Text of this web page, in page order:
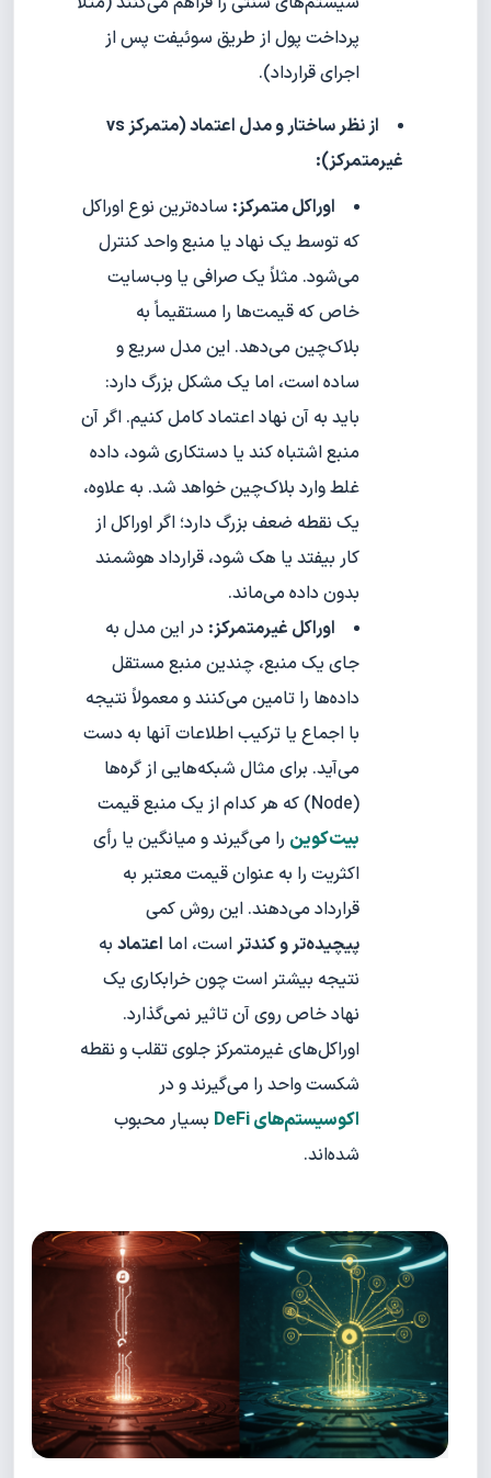
پرداخت پول از طریق سوئیفت پس از
اجرای قرارداد).
از نظر ساختار و مدل اعتماد (متمرکز vs
غیرمتمرکز):
اوراکل متمرکز: ساده‌ترین نوع اوراکل
که توسط یک نهاد یا منبع واحد کنترل
می‌شود. مثلاً یک صرافی یا وب‌سایت
خاص که قیمت‌ها را مستقیماً به
بلاک‌چین می‌دهد. این مدل سریع و
ساده است، اما یک مشکل بزرگ دارد:
باید به آن نهاد اعتماد کامل کنیم. اگر آن
منبع اشتباه کند یا دستکاری شود، داده
غلط وارد بلاک‌چین خواهد شد. به علاوه،
یک نقطه ضعف بزرگ دارد؛ اگر اوراکل از
کار بیفتد یا هک شود، قرارداد هوشمند
بدون داده می‌ماند.
اوراکل غیرمتمرکز: در این مدل به
جای یک منبع، چندین منبع مستقل
داده‌ها را تامین می‌کنند و معمولاً نتیجه
با اجماع یا ترکیب اطلاعات آنها به دست
می‌آید. برای مثال شبکه‌هایی از گره‌ها
(Node) که هر کدام از یک منبع قیمت
بیت‌کوین را می‌گیرند و میانگین یا رأی
اکثریت را به عنوان قیمت معتبر به
قرارداد می‌دهند. این روش کمی
پیچیده‌تر و کندتراست، اما اعتماد به
نتیجه بیشتر است چون خرابکاری یک
نهاد خاص روی آن تاثیر نمی‌گذارد.
اوراکل‌های غیرمتمرکز جلوی تقلب و نقطه
شکست واحد را می‌گیرند و در
اکوسیستم‌های DeFi
بسیار محبوب
شده‌اند.